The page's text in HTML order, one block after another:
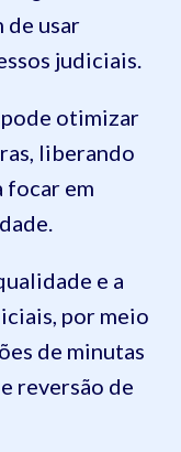
de usar
judiciais.
pode otimizar
liberando
focar em
e a
por meio
de minutas
reversão de